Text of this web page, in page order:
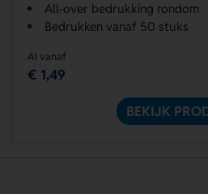
All-over bedrukking rondom
Bedrukken vanaf 50 stuks
Al vanaf
€ 1,49
BEKIJK